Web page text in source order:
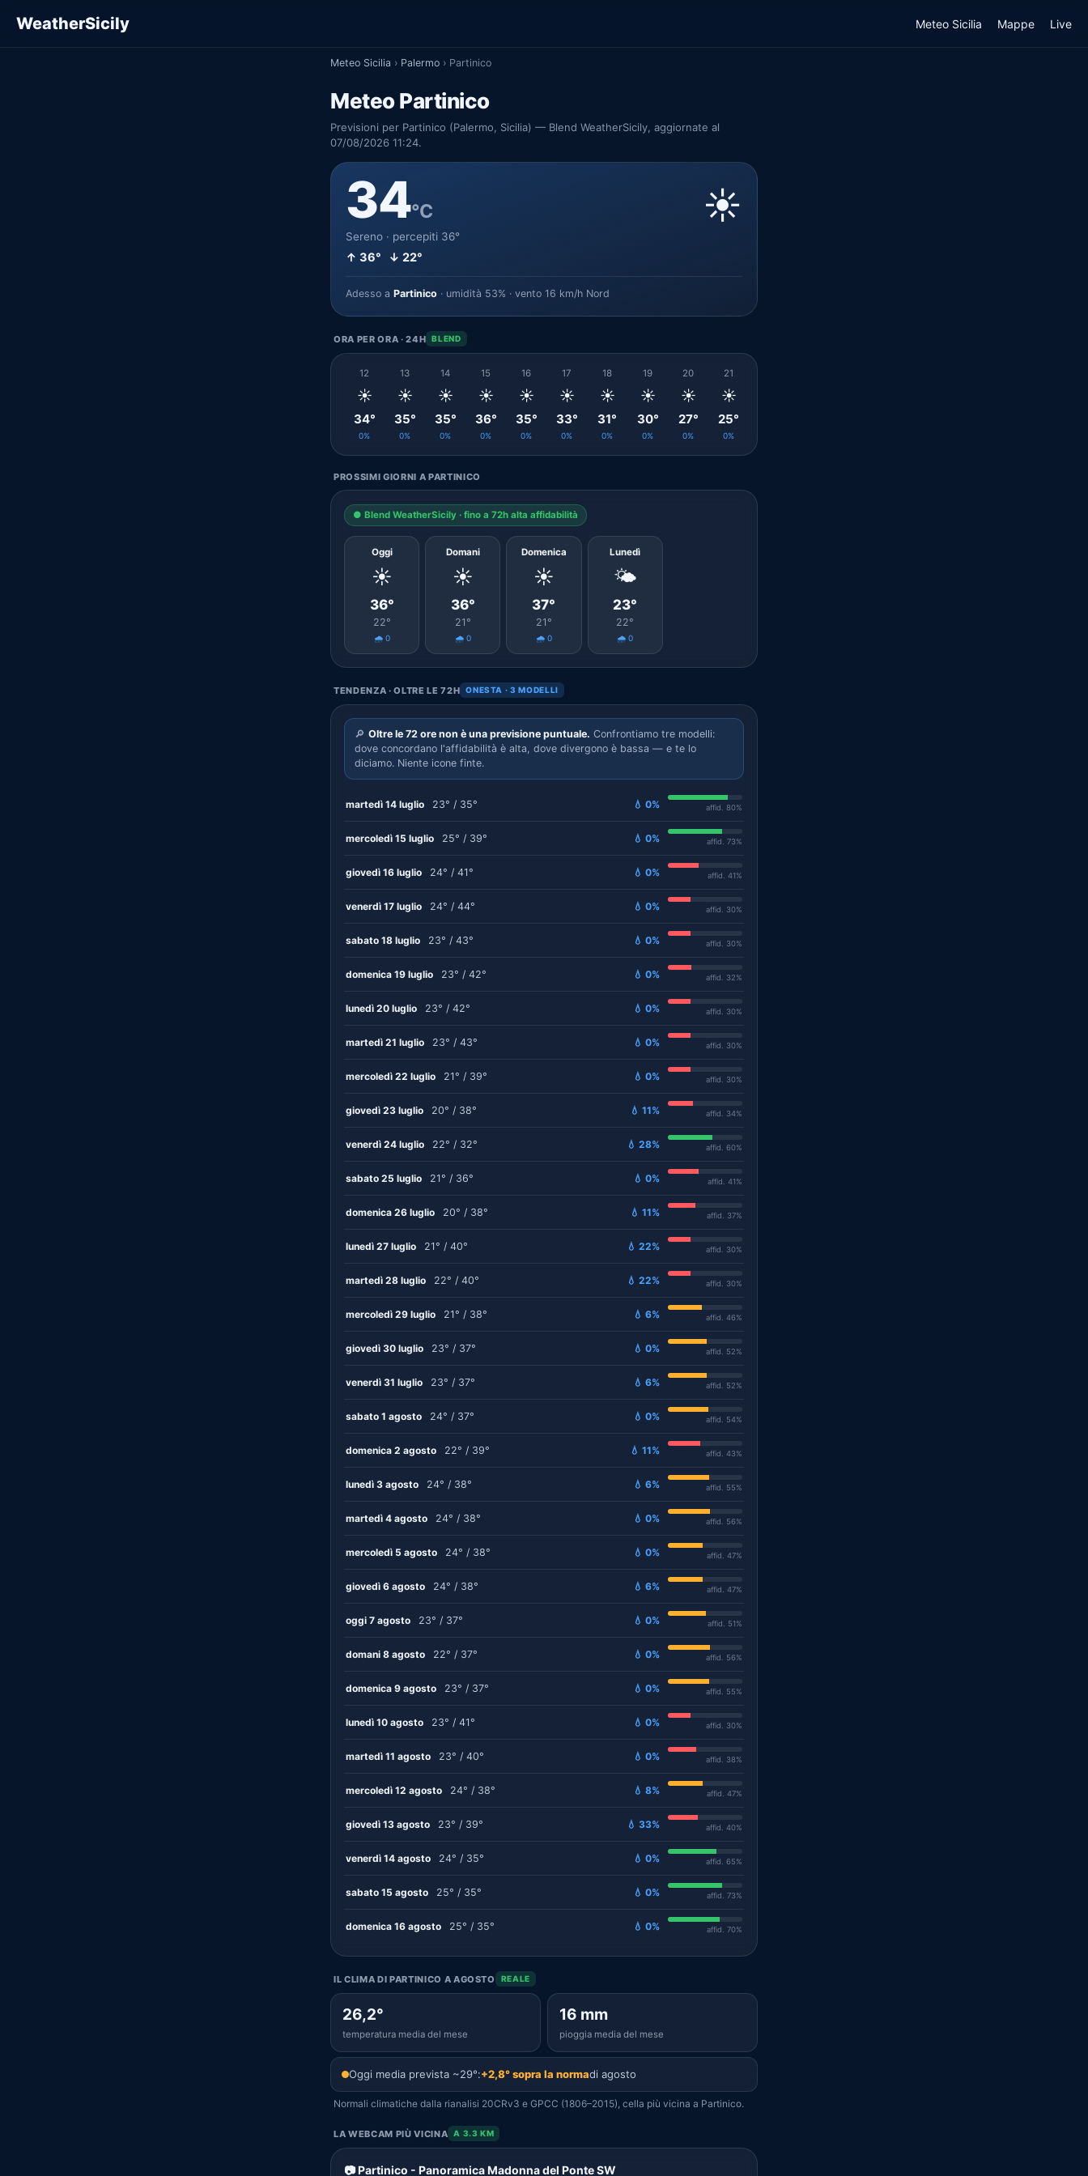
WeatherSicily Meteo Sicilia Mappe Live
Meteo Sicilia › Palermo › Partinico
Meteo Partinico
Previsioni per Partinico (Palermo, Sicilia) — Blend WeatherSicily, aggiornate al
07/08/2026 11:24.
34°C
Sereno · percepiti 36°
↑ 36° ↓ 22°
☀️
Adesso a Partinico · umidità 53% · vento 16 km/h Nord
ORA PER ORA · 24H BLEND
12
☀️
34°
0%
13
☀️
35°
0%
14
☀️
35°
0%
15
☀️
36°
0%
16
☀️
35°
0%
17
☀️
33°
0%
18
☀️
31°
0%
19
☀️
30°
0%
20
☀️
27°
0%
21
☀️
25°
0%
PROSSIMI GIORNI A PARTINICO
● Blend WeatherSicily · fino a 72h alta affidabilità
Oggi
☀️
36°
22°
🌧️ 0
Domani
☀️
36°
21°
🌧️ 0
Domenica
☀️
37°
21°
🌧️ 0
Lunedì
🌤️
23°
22°
🌧️ 0
TENDENZA · OLTRE LE 72H ONESTA · 3 MODELLI
🔎 Oltre le 72 ore non è una previsione puntuale. Confrontiamo tre modelli:
dove concordano l'affidabilità è alta, dove divergono è bassa — e te lo
diciamo. Niente icone finte.
martedì 14 luglio 23° / 35° 💧 0% affid. 80%
mercoledì 15 luglio 25° / 39° 💧 0% affid. 73%
giovedì 16 luglio 24° / 41° 💧 0% affid. 41%
venerdì 17 luglio 24° / 44° 💧 0% affid. 30%
sabato 18 luglio 23° / 43° 💧 0% affid. 30%
domenica 19 luglio 23° / 42° 💧 0% affid. 32%
lunedì 20 luglio 23° / 42° 💧 0% affid. 30%
martedì 21 luglio 23° / 43° 💧 0% affid. 30%
mercoledì 22 luglio 21° / 39° 💧 0% affid. 30%
giovedì 23 luglio 20° / 38° 💧 11% affid. 34%
venerdì 24 luglio 22° / 32° 💧 28% affid. 60%
sabato 25 luglio 21° / 36° 💧 0% affid. 41%
domenica 26 luglio 20° / 38° 💧 11% affid. 37%
lunedì 27 luglio 21° / 40° 💧 22% affid. 30%
martedì 28 luglio 22° / 40° 💧 22% affid. 30%
mercoledì 29 luglio 21° / 38° 💧 6% affid. 46%
giovedì 30 luglio 23° / 37° 💧 0% affid. 52%
venerdì 31 luglio 23° / 37° 💧 6% affid. 52%
sabato 1 agosto 24° / 37° 💧 0% affid. 54%
domenica 2 agosto 22° / 39° 💧 11% affid. 43%
lunedì 3 agosto 24° / 38° 💧 6% affid. 55%
martedì 4 agosto 24° / 38° 💧 0% affid. 56%
mercoledì 5 agosto 24° / 38° 💧 0% affid. 47%
giovedì 6 agosto 24° / 38° 💧 6% affid. 47%
oggi 7 agosto 23° / 37° 💧 0% affid. 51%
domani 8 agosto 22° / 37° 💧 0% affid. 56%
domenica 9 agosto 23° / 37° 💧 0% affid. 55%
lunedì 10 agosto 23° / 41° 💧 0% affid. 30%
martedì 11 agosto 23° / 40° 💧 0% affid. 38%
mercoledì 12 agosto 24° / 38° 💧 8% affid. 47%
giovedì 13 agosto 23° / 39° 💧 33% affid. 40%
venerdì 14 agosto 24° / 35° 💧 0% affid. 65%
sabato 15 agosto 25° / 35° 💧 0% affid. 73%
domenica 16 agosto 25° / 35° 💧 0% affid. 70%
IL CLIMA DI PARTINICO A AGOSTO REALE
26,2°
temperatura media del mese
16 mm
pioggia media del mese
Oggi media prevista ~29°:+2,8° sopra la normadi agosto
Normali climatiche dalla rianalisi 20CRv3 e GPCC (1806–2015), cella più vicina a Partinico.
LA WEBCAM PIÙ VICINA A 3.3 KM
📷 Partinico - Panoramica Madonna del Ponte SW